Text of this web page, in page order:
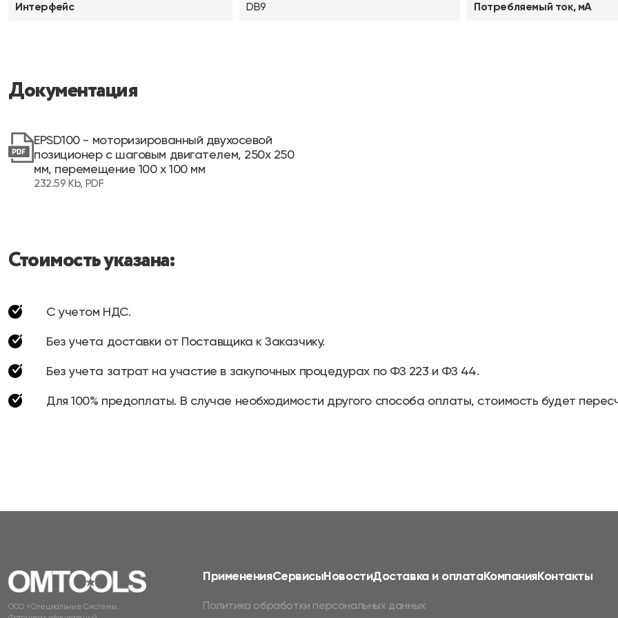
Интерфейс DB9 Потребляемый ток, мА
Документация
EPSD100 - моторизированный двухосевой
позиционер с шаговым двигателем, 250х 250
мм, перемещение 100 х 100 мм
232.59 Kb, PDF
Стоимость указана:
С учетом НДС.
Без учета доставки от Поставщика к Заказчику.
Без учета затрат на участие в закупочных процедурах по ФЗ 223 и ФЗ 44.
Для 100% предоплаты. В случае необходимости другого способа оплаты, стоимость будет
ООО «Специальные Системы.
ПримененияСервисыНовостиДоставка и оплатаКомпанияКонтакты
Политика обработки персональных данных